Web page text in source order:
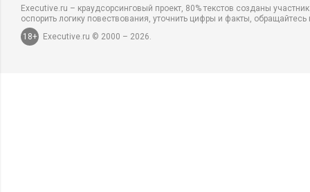
Executive.ru – краудсорсинговый проект, 80% текстов созданы
оспорить логику повествования, уточнить цифры и факты,
18+
Executive.ru © 2000 – 2026.